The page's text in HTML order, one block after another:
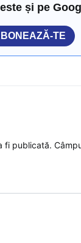
și pe
TE
fi publicată.